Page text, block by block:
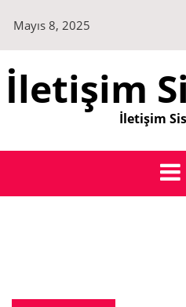
content
Mayıs 8, 2025
İletişim
İletişim